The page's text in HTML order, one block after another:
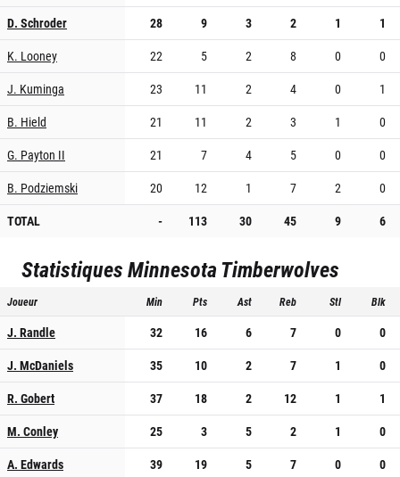
D. Schroder
28 9 3 2 1
1
K. Looney
22 5 2 8 0
0
J. Kuminga
23 11 2 4 0
1
B. Hield
21 11 2 3 1
0
G. Payton II
21 7 4 5 0
0
B. Podziemski
20 12 1 7 2
0
TOTAL
- 113 30 45 9 6
StatistiquesMinnesota Timberwolves
Joueur Min Pts Ast Reb Stl Blk
J. Randle 32 16 6 7 0
0
J. McDaniels
35 10 2 7 1
0
R. Gobert
37 18 2 12 1
1
M. Conley
25 3 5 2 1
0
A. Edwards
39 19 5 7 0
0